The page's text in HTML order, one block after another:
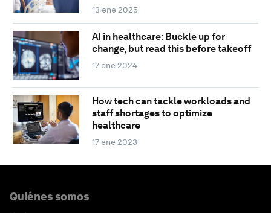
13 ene 2025
AI in healthcare: Buckle up for
change, but read this before takeoff
17 ene 2024
How tech can tackle workloads and
staff shortages to optimize
healthcare
17 ene 2023
Quiénes somos